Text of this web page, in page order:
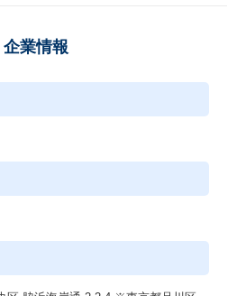
企業情報